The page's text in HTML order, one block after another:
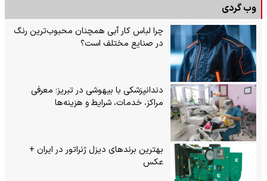
وب گردی
چرا لباس کار آبی همچنان محبوب‌ترین رنگ
در صنایع مختلف است؟
دندانپزشکی با بیهوشی در تبریز؛ معرفی
مراکز، خدمات، شرایط و هزینه‌ها
بهترین برندهای دیزل ژنراتور در ایران +
عکس